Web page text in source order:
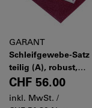
GARANT
Schleifgewebe-Satz
teilig (A), robust,
hochflexibel,
Typ: 5GRITS
CHF 56.00
inkl. MwSt. /